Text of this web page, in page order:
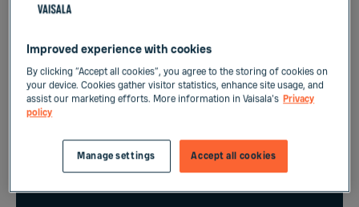
Captura, utilização e armazenamento
de carbono
Soluções para a indústria química
Improved experience with cookies
By clicking “Accept all cookies”, you agree to the storing of cookies on
your device. Cookies gather visitor statistics, enhance site usage, and
assist our marketing efforts. More information in Vaisala's Privacy
policy
Accept all cookies
Manage settings